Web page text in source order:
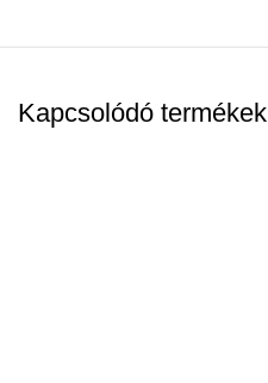
Kapcsolódó termékek